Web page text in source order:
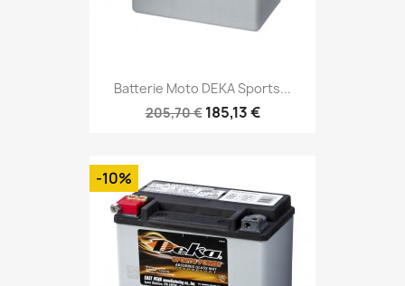
Batterie Moto DEKA Sports...
205,70 € 185,13 €
-10%